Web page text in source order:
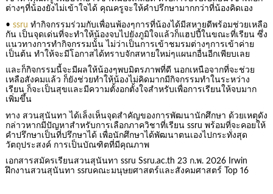
ต่างๆที่น้องยังไม่เข้าใจได้ คุณครูจะให้คำปรึกษามากกว่าที่น้องคิดเอง
• ssru ทำกิจกรรมร่วมกับเพื่อนพ้องๆการที่น้องได้มีสหายดีพร้อมช่วยเหลือ
กัน เป็นจุดเด่นที่จะทำให้น้องจบไปยังภูมิใจแล้วก็แฮปปี้ในขณะที่เรียน ซึ่ง
แนวทางการทำกิจกรรมนั้น ไม่ว่าเป็นการเข้าชมรมต่างๆการเข้าค่าย
เป็นต้น ทำให้จะมีโอกาสได้ทราบจักสหายใหม่ๆแผนกอื่นอีกเพียบเลย
และก็กิจกรรมนี้จะมีผลให้น้องๆพบมิตรภาพที่ดี นอกเหนือจากที่จะช่วย
เหลือสังคมแล้ว ก็ยังช่วยทำให้น้องไม่คิดมากมีกิจกรรมทำในระหว่าง
เรียน ก็จะเป็นสุขและมีความตั้งอกตั้งใจสำหรับเพื่อการเรียนให้จบมาก
เพิ่มขึ้น
ทาง สวนสุนันทา ได้เล็งเห็นจุดสำคัญของการพัฒนานักศึกษา ด้วยเหตุดัง
กล่าวหากมีปัญหาสำหรับการเลือกภาควิชาที่เรียน ssru พร้อมที่จะคอยให้
คำปรึกษาเป็นที่ปรึกษาได้ เพื่อนักศึกษาได้พัฒนาตนเองไปกระทั่งสุด
วัตถุประสงค์ การเป็นบัณฑิตที่มีคุณภาพ
เอกสารสมัครเรียนสวนสุนันทา ssru Ssru.ac.th 23 ก.พ. 2026 Irwin
ฝึกงานสวนสุนันทา ssruคณะมนุษยศาสตร์และสังคมศาสตร์ Top 16